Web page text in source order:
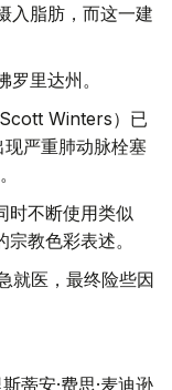
入脂肪，而这一建
里达州。
Winters）已
严重肺动脉栓塞
时不断使用类似
教色彩表述。
就医，最终险些因
蒂安·费思·麦迪逊